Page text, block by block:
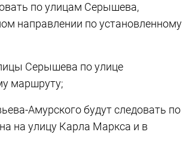
по улицам Серышева,
направлении по установленному
Серышева по улице
маршруту;
Амурского будут следовать по
на улицу Карла Маркса и в